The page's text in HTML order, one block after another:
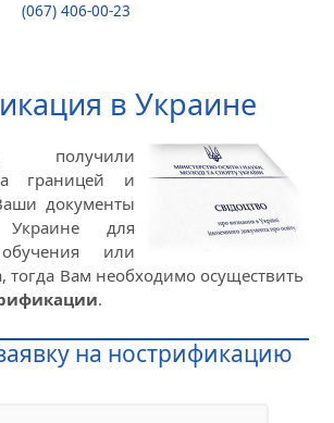
(067) 406-00-23
в Украине
границей и
документы
для
или
тогда Вам необходимо осуществить
.
на нострификацию